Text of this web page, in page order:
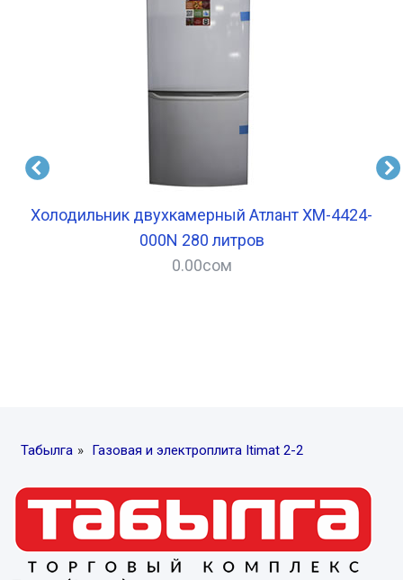
Холодильник двухкамерный Атлант XM-4424-
000N 280 литров
0.00сом
Табылга » Газовая и электроплита Itimat 2-2